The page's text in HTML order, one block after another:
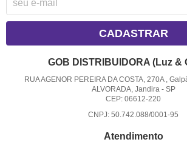
CADASTRAR
GOB DISTRIBUIDORA (Luz &
RUA AGENOR PEREIRA DA COSTA, 270A ,
ALVORADA, Jandira - SP
CEP: 06612-220
CNPJ: 50.742.088/0001-95
Atendimento